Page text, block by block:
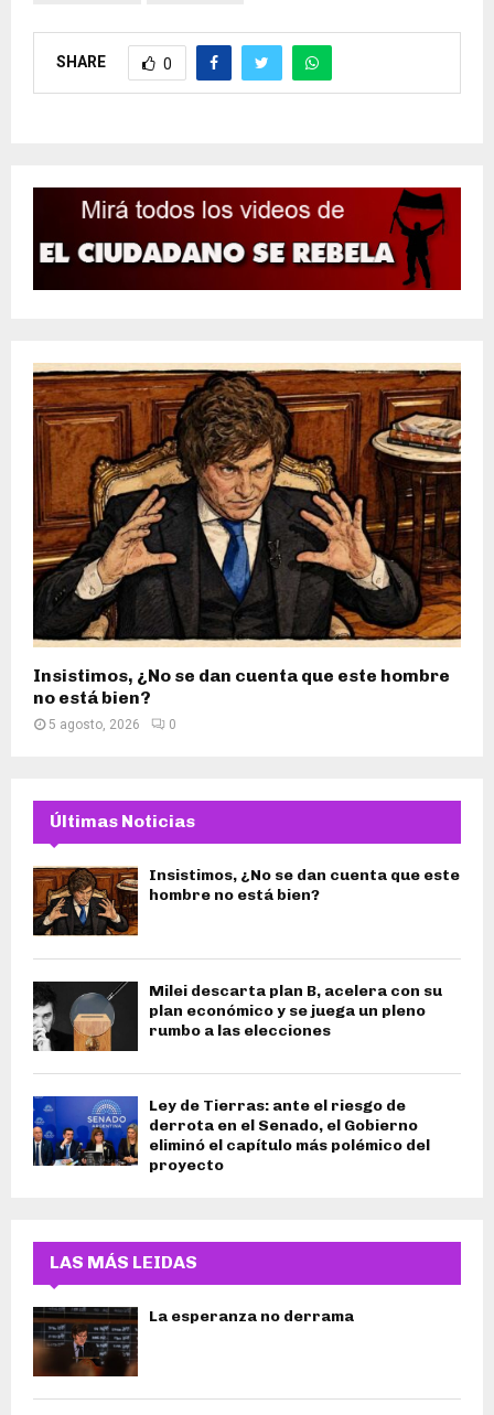
SHARE 0
Insistimos, ¿No se dan cuenta que este hombre
no está bien?
5 agosto, 2026 0
Últimas Noticias
Insistimos, ¿No se dan cuenta que este
hombre no está bien?
Milei descarta plan B, acelera con su
plan económico y se juega un pleno
rumbo a las elecciones
Ley de Tierras: ante el riesgo de
derrota en el Senado, el Gobierno
eliminó el capítulo más polémico del
proyecto
LAS MÁS LEIDAS
La esperanza no derrama